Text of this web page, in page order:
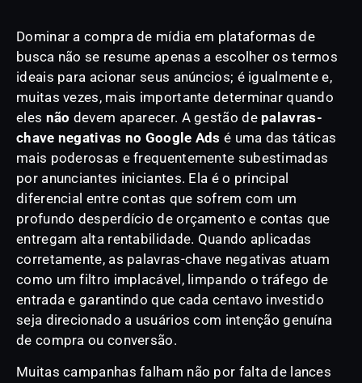
Dominar a compra de mídia em plataformas de
busca não se resume apenas a escolher os termos
ideais para acionar seus anúncios; é igualmente e,
muitas vezes, mais importante determinar quando
eles não devem aparecer. A gestão de palavras-
chave negativas no Google Ads é uma das táticas
mais poderosas e frequentemente subestimadas
por anunciantes iniciantes. Ela é o principal
diferencial entre contas que sofrem com um
profundo desperdício de orçamento e contas que
entregam alta rentabilidade. Quando aplicadas
corretamente, as palavras-chave negativas atuam
como um filtro implacável, limpando o tráfego de
entrada e garantindo que cada centavo investido
seja direcionado a usuários com intenção genuína
de compra ou conversão.
Muitas campanhas falham não por falta de lances